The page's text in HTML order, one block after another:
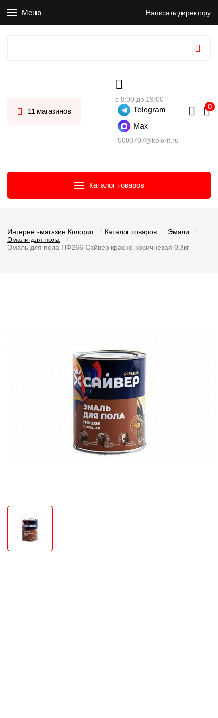
Меню Написать директору
11 магазинов
с 8:00 до 19:00
Telegram
Max
5000707@kolorit.ru
Каталог товаров
Интернет-магазин Колорит Каталог товаров
Эмали
Эмали для пола
Эмаль для пола ПФ266 Сайвер красно-коричневая 0,8кг